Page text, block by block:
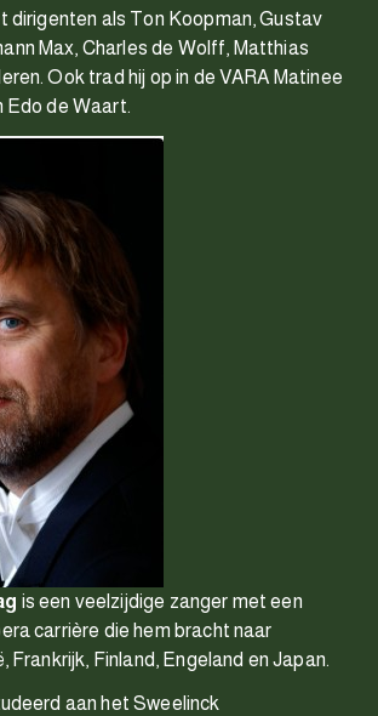
dirigenten als Ton Koopman, Gustav
Max, Charles de Wolff, Matthias
Ook trad hij op in de VARA Matinee
Edo de Waart.
is een veelzijdige zanger met een
carrière die hem bracht naar
Frankrijk, Finland, Engeland en Japan.
aan het Sweelinck